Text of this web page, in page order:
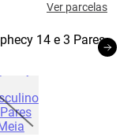
Ver parcelas